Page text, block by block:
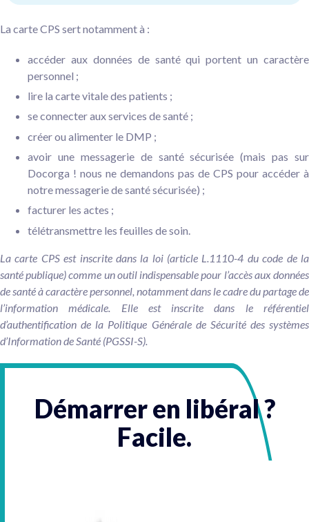
La carte CPS sert notamment à :
accéder aux données de santé qui portent un caractère
personnel ;
lire la carte vitale des patients ;
se connecter aux services de santé ;
créer ou alimenter le DMP ;
avoir une messagerie de santé sécurisée (mais pas sur
Docorga ! nous ne demandons pas de CPS pour accéder à
notre messagerie de santé sécurisée) ;
facturer les actes ;
télétransmettre les feuilles de soin.
La carte CPS est inscrite dans la loi (article L.1110-4 du code de la
santé publique) comme un outil indispensable pour l’accès aux données
de santé à caractère personnel, notamment dans le cadre du partage de
l’information médicale. Elle est inscrite dans le référentiel
d’authentification de la Politique Générale de Sécurité des systèmes
d’Information de Santé (PGSSI-S).
Démarrer en libéral ?
Facile.